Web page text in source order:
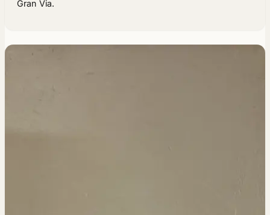
Gran Via.